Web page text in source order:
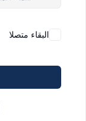
البقاء متصلا